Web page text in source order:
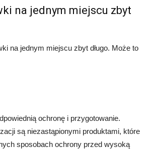
na jednym miejscu zbyt
na jednym miejscu zbyt długo. Może to
ochronę i przygotowanie.
są niezastąpionymi produktami, które
sposobach ochrony przed wysoką